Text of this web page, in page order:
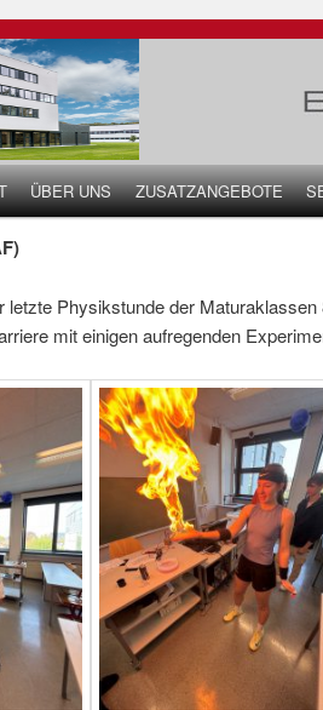
Inhalt wechseln
ÜBER UNS ZUSATZANGEBOTE
letzte Physikstunde der
mit einigen aufregenden